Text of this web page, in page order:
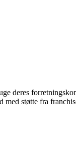
deres
med støtte fra